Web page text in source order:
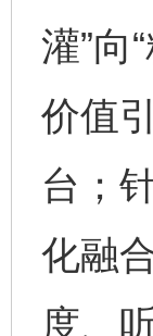
灌”向
价值
台；
化融
度、